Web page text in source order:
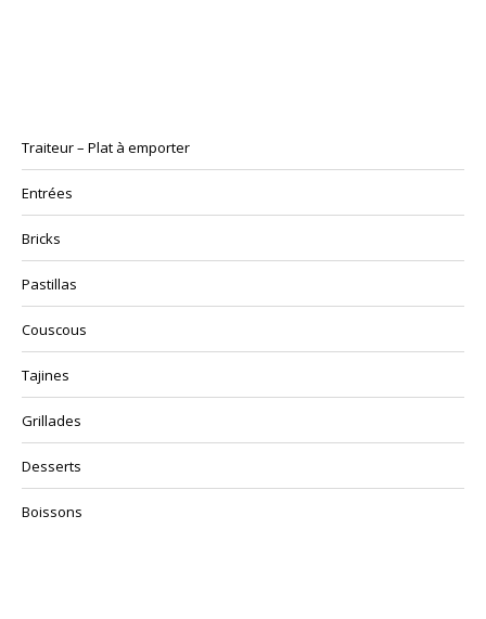
Traiteur – Plat à emporter
Entrées
Bricks
Pastillas
Couscous
Tajines
Grillades
Desserts
Boissons